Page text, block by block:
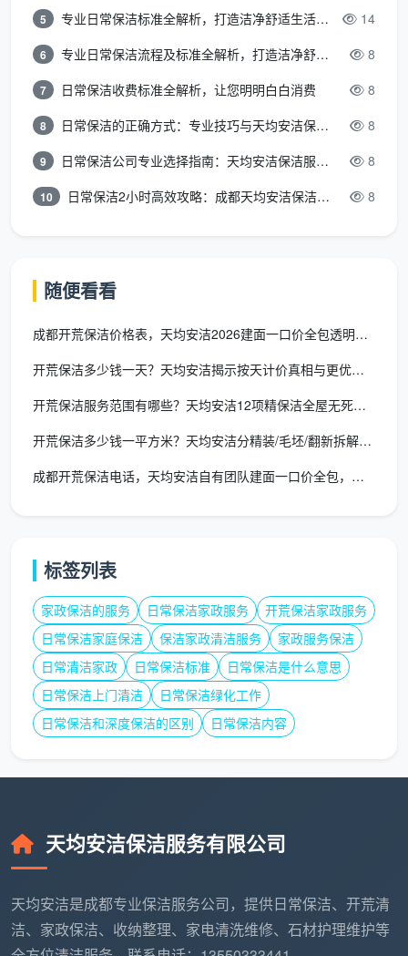
剂，不伤瓷砖釉面、不锈钢镀层和木地板，写进合同。
第五条：售后敢不敢写进合同。开荒保洁做完后几
天，极少数区域可能出现轻微返灰，是正常的“沉降返
司模式：承诺合理售后期，免费返工。成都天均安洁保
洁承诺72小时内非人为二次污染免费上门返工，白纸黑
字写在合同里。
上。成都天均安洁保洁的收费标准完全公开，按建筑面
建筑面积
精装开荒一口
适合家庭
60-80㎡
900 - 1200
两居室、小三
120-150㎡
元
层
150㎡以上／复式别
墅
按实勘估价 跃层、联排
表内总价已含全部12项精保洁。半包/清包装
在合同内锁定，绝不中途增项。自有团队携带进
成都主城区及周边各区县。
五、再问“开荒保洁服务怎么样”，你已经知道怎么自己
判断了
5 专业日常保洁标准全解析，打造洁净舒适生活空间 14
6 专业日常保洁流程及标准全解析，打造洁净舒适环境 8
7 日常保洁收费标准全解析，让您明明白白消费 8
8 日常保洁的正确方式：专业技巧与天均安洁保洁服务全解析 8
9 日常保洁公司专业选择指南：天均安洁保洁服务全解析 8
10 日常保洁2小时高效攻略：成都天均安洁保洁专业时间管理方案 8
随便看看
成都开荒保洁价格表，天均安洁2026建面一口价全包透明价目
开荒保洁多少钱一天？天均安洁揭示按天计价真相与更优方案
开荒保洁服务范围有哪些？天均安洁12项精保洁全屋无死角覆盖
开荒保洁多少钱一平方米？天均安洁分精装/毛坯/翻新拆解单价
成都开荒保洁电话，天均安洁自有团队建面一口价全包，覆盖全城
标签列表
家政保洁的服务 日常保洁家政服务
开荒保洁家政服务
日常保洁家庭保洁
保洁家政清洁服务
家政服务保洁
日常清洁家政
日常保洁标准
日常保洁是什么意思
日常保洁上门清洁
日常保洁绿化工作
日常保洁和深度保洁的区别
日常保洁内容
天均安洁保洁服务有限公司
天均安洁是成都专业保洁服务公司，提供日常保洁、开荒清
洁、家政保洁、收纳整理、家电清洗维修、石材护理维护等